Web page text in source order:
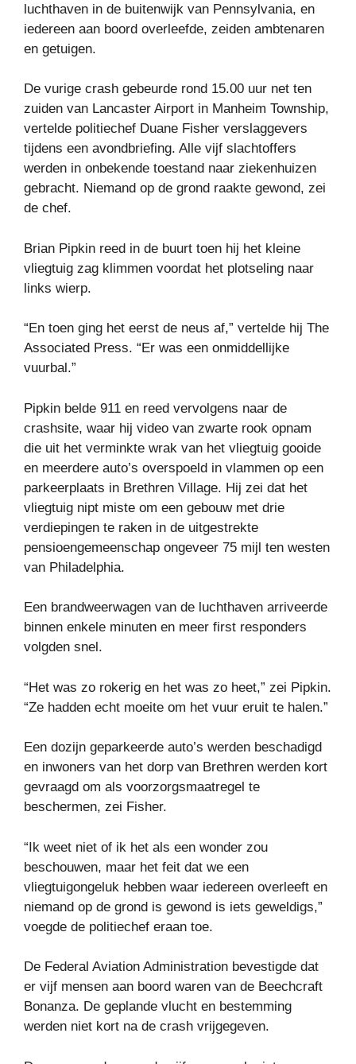
luchthaven in de buitenwijk van Pennsylvania, en
iedereen aan boord overleefde, zeiden ambtenaren
en getuigen.
De vurige crash gebeurde rond 15.00 uur net ten
zuiden van Lancaster Airport in Manheim Township,
vertelde politiechef Duane Fisher verslaggevers
tijdens een avondbriefing. Alle vijf slachtoffers
werden in onbekende toestand naar ziekenhuizen
gebracht. Niemand op de grond raakte gewond, zei
de chef.
Brian Pipkin reed in de buurt toen hij het kleine
vliegtuig zag klimmen voordat het plotseling naar
links wierp.
“En toen ging het eerst de neus af,” vertelde hij The
Associated Press. “Er was een onmiddellijke
vuurbal.”
Pipkin belde 911 en reed vervolgens naar de
crashsite, waar hij video van zwarte rook opnam
die uit het verminkte wrak van het vliegtuig gooide
en meerdere auto’s overspoeld in vlammen op een
parkeerplaats in Brethren Village. Hij zei dat het
vliegtuig nipt miste om een ​​gebouw met drie
verdiepingen te raken in de uitgestrekte
pensioengemeenschap ongeveer 75 mijl ten westen
van Philadelphia.
Een brandweerwagen van de luchthaven arriveerde
binnen enkele minuten en meer first responders
volgden snel.
“Het was zo rokerig en het was zo heet,” zei Pipkin.
“Ze hadden echt moeite om het vuur eruit te halen.”
Een dozijn geparkeerde auto’s werden beschadigd
en inwoners van het dorp van Brethren werden kort
gevraagd om als voorzorgsmaatregel te
beschermen, zei Fisher.
“Ik weet niet of ik het als een wonder zou
beschouwen, maar het feit dat we een
vliegtuigongeluk hebben waar iedereen overleeft en
niemand op de grond is gewond is iets geweldigs,”
voegde de politiechef eraan toe.
De Federal Aviation Administration bevestigde dat
er vijf mensen aan boord waren van de Beechcraft
Bonanza. De geplande vlucht en bestemming
werden niet kort na de crash vrijgegeven.